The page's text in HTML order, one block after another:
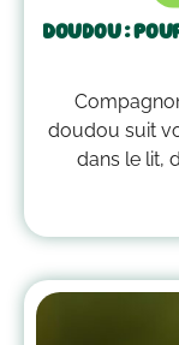
Doudou :
doudou suit
dans le lit,
accumulé une
d’autres